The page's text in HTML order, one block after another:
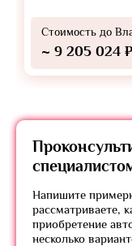
Стоимость до
~ 9 205 024 ₽
Напишите
рассматриваете,
приобретение
несколько